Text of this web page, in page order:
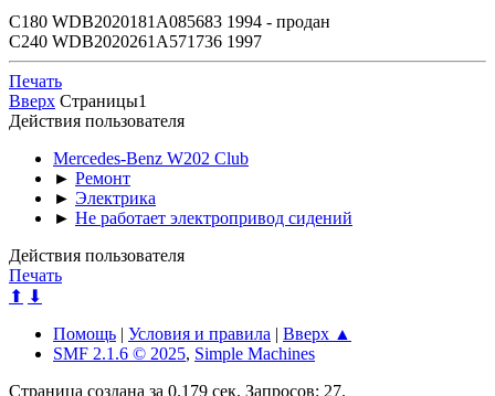
С180 WDB2020181A085683 1994 - продан
С240 WDB2020261A571736 1997
Печать
Вверх Страницы1
Действия пользователя
Mercedes-Benz W202 Club
► Ремонт
► Электрика
► Не работает электропривод сидений
Действия пользователя
Печать
⬆ ⬇
Помощь | Условия и правила | Вверх ▲
SMF 2.1.6 © 2025, Simple Machines
Страница создана за 0.179 сек. Запросов: 27.